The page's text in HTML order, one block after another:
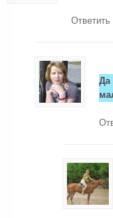
Ответить
Да